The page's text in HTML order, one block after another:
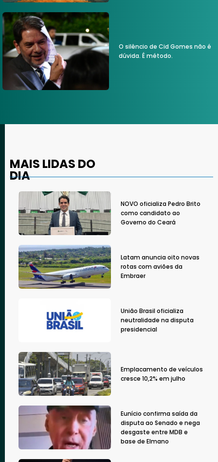
O silêncio de Cid Gomes não é
dúvida. É método.
MAIS LIDAS DO
DIA
NOVO oficializa Pedro Brito
como candidato ao
Governo do Ceará
Latam anuncia oito novas
rotas com aviões da
Embraer
União Brasil oficializa
neutralidade na disputa
presidencial
Emplacamento de veículos
cresce 10,2% em julho
Eunício confirma saída da
disputa ao Senado e nega
desgaste entre MDB e
base de Elmano